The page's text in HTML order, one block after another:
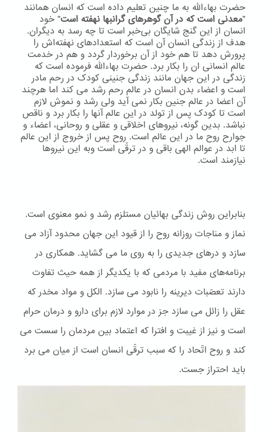
حضرت بهاءاللّه به ما چنین تعلیم داده است که انسان همانند
"معدنی است که در آن گوهرهای گرانبها نهفته است" خود
انسان از این گنج شایگان بی‌خبر است تا چه رسد به دیگران.
هدف از زندگی انسان آن است که استعدادهای نهفته‌اش را
پرورش دهد تا هم خود از آن برخوردار گردد و هم در خدمت
عالم انسانی ان را بکار برد. حضرت بهاءاللّه فرموده است که
زندگی در این جهان مانند زندگی جنینی کودک در رحم مادر
است و اعضاء بدن انسان در عالم رحم رشد می کند اما هرچند
آن اعضا در عالم جنین بکار نمی آید ولی رشد و نموش لازم
است تا کودک پس از تولد در این عالم آنها را بکار برد و ناقص
نباشد. بدین گونه، نیروهای اخلاقی و عقلی و روحانی، اعضاء و
جوارح روح ما در این عالم است. روح پس از خروج از این عالم
تا ابد در عوالم الهی باقی و در ترقّی است وبه اين نيروها
نيازمند است.
بنابراین روش زندگی بهائیان مستلزم رشد و نمو معنوی است.
نماز و مناجات روزانه روح را از قیود این جهان محدود آزاد می
سازد و درهای جدیدی را به روی ما می گشاید. همکاری در
برنامه‌های مفید با مردمی که با یکدیگر از همه حیث تفاوت
دارند تعصّبات دیرینه را نابود می سازد. الكل و مواد مخدر که
عقل را زائل می سازد جز در موارد لازم برای دارو و درمان حرام
است و نیز از غیبت و افترا که اعتماد بین مردمان را سست می
کند و روح اتّحاد را که سبب ترقّی انسان است از میان می برد
باید احتراز جست.